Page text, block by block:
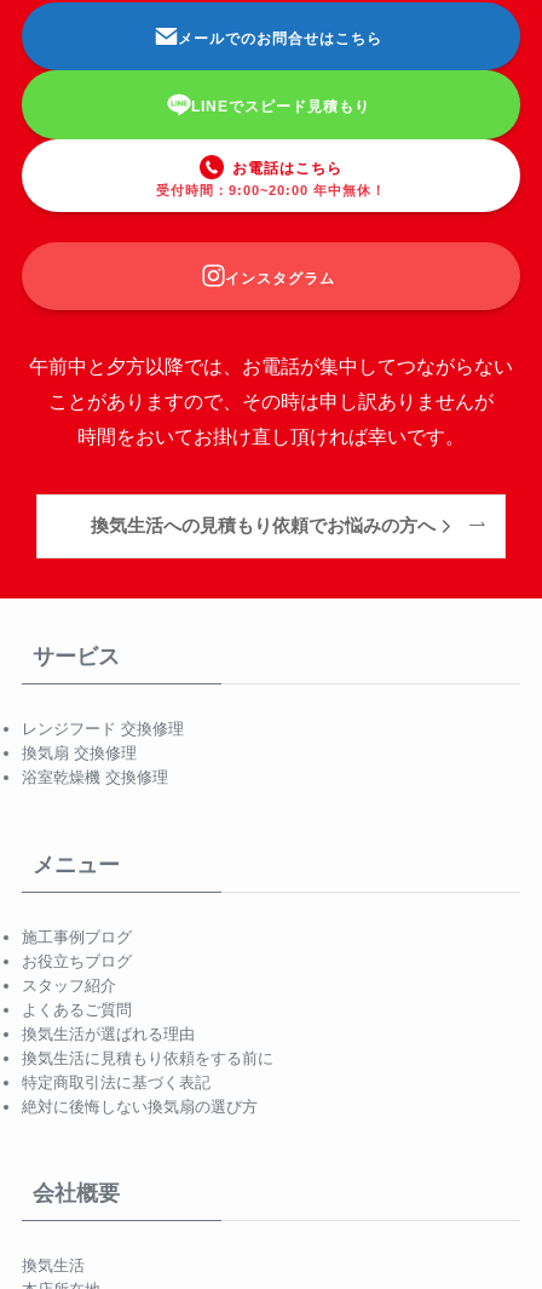
メールでのお問合せはこちら
LINEでスピード見積もり
お電話はこちら
受付時間：9:00~20:00 年中無休！
インスタグラム
午前中と夕方以降では、お電話が集中してつながらない
ことがありますので、その時は申し訳ありませんが
時間をおいてお掛け直し頂ければ幸いです。
換気生活への見積もり依頼でお悩みの方へ
サービス
レンジフード 交換修理
換気扇 交換修理
浴室乾燥機 交換修理
メニュー
施工事例ブログ
お役立ちブログ
スタッフ紹介
よくあるご質問
換気生活が選ばれる理由
換気生活に見積もり依頼をする前に
特定商取引法に基づく表記
絶対に後悔しない換気扇の選び方
会社概要
換気生活